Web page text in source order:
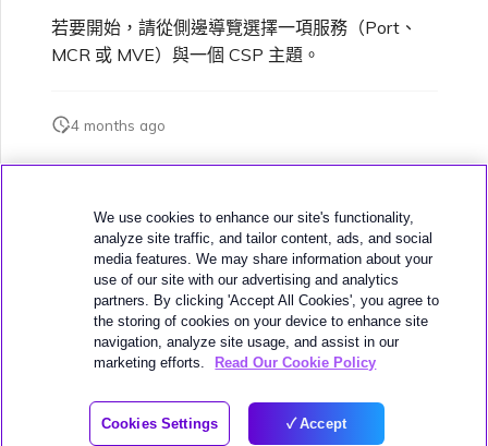
Salesforce Express
VMware Cloud
Cloud
Juniper
Palo Alto Networks
Peplink FusionHub
鎖定 Megaport 服務
客戶註冊與入駐
建立 MCR
從 MCR 建立至 Azure 的
從 MVE 建立至 AWS 的 VXC
從 MVE 建立至 Azure 的
從 MVE 建立至 Google 的
在測試環境中測試
X-Auth Token 淘汰常見問題
API 淘汰常見問題
若要開始，請從側邊導覽選擇一項服務（Port、
MCR 或 MVE）與一個 CSP 主題。
4 months ago
下一頁
11:11 Systems
© 2026 MEGAPORT
WEBSITE TERMS
We use cookies to enhance our site's functionality,
analyze site traffic, and tailor content, ads, and social
media features. We may share information about your
use of our site with our advertising and analytics
partners. By clicking 'Accept All Cookies', you agree to
the storing of cookies on your device to enhance site
navigation, analyze site usage, and assist in our
marketing efforts.
Read Our Cookie Policy
Cookies Settings Accept